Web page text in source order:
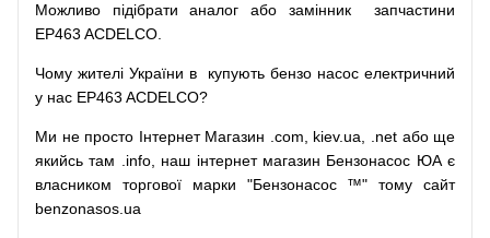
Можливо
підібрати аналог або замінникзапчастини
EP463 ACDELCO.
Чому жителі України в купують бензо насос електричний
у нас EP463 ACDELCO?
Ми не просто Інтернет Магазин .com kiev.ua .net або ще
якийсь там .info, наш інтернет магазин Бензонасос ЮА є
власником
торгової марки "Бензонасос ™" тому
сайт
benzonasos.ua